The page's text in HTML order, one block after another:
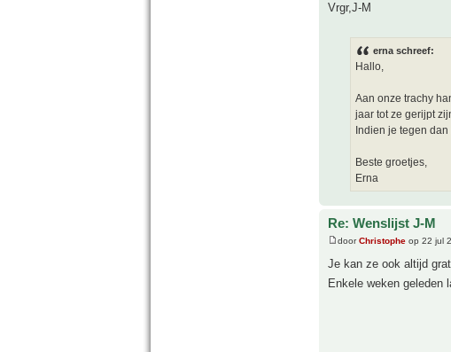
Vrgr,J-M
erna schreef:
Hallo,
Aan onze trachy
jaar tot ze gerijpt
Indien je tegen
Beste groetjes,
Erna
Re: Wenslijst J-M
doorChristophe op 22 jul
Je kan ze ook altijd
Enkele weken geleden